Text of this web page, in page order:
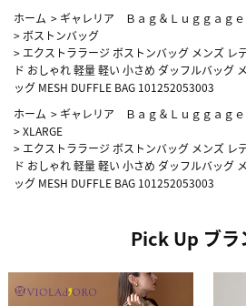
ホーム > ギャレリア Ｂａｇ＆Ｌｕｇｇａｇｅ
> ボストンバッグ
> エクストララージ ボストンバッグ メンズ レ
ド おしゃれ 軽量 軽い 小さめ ダッフルバッグ
ッグ MESH DUFFLE BAG 101252053003
ホーム > ギャレリア Ｂａｇ＆Ｌｕｇｇａｇｅ
>XLARGE
> エクストララージ ボストンバッグ メンズ レ
ド おしゃれ 軽量 軽い 小さめ ダッフルバッグ
ッグ MESH DUFFLE BAG 101252053003
Pick Up ブラ